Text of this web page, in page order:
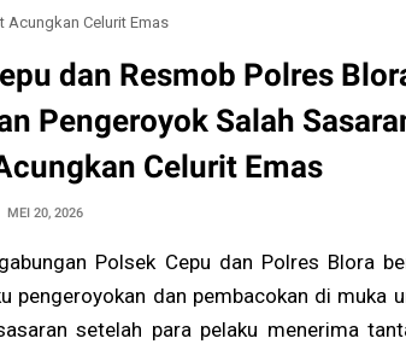
Acungkan Celurit Emas
dan Resmob Polres
Pengeroyok Salah
Celurit Emas
MEI 20, 2026
Polsek Cepu dan Polres Blora
pengeroyokan dan pembacokan di muka
setelah para pelaku menerima